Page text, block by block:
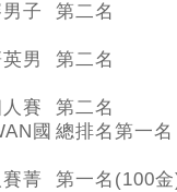
子
第二名
男
第二名
賽
第二名
國 總排名第一名
菁
第一名(100